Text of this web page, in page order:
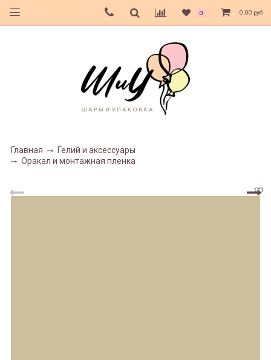
0 0.00 руб
Главная
Гелий и аксессуары
Оракал и монтажная пленка